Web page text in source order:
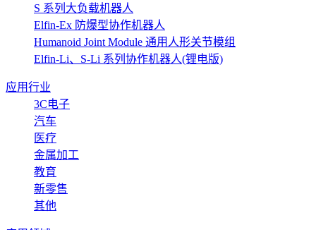
S 系列大负载机器人
Elfin-Ex 防爆型协作机器人
Humanoid Joint Module 通用人形关节模组
Elfin-Li、S-Li 系列协作机器人(锂电版)
应用行业
3C电子
汽车
医疗
金属加工
教育
新零售
其他